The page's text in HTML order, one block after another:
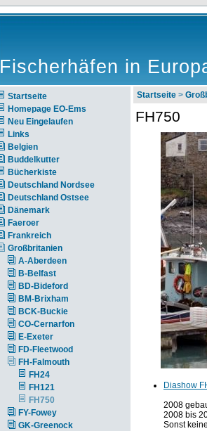
Fischerhäfen in
Startseite
Homepage EO-Ems
Neu Eingelaufen
Links
Belgien
Buddelkutter
Bücherkiste
Deutschland Nordsee
Deutschland Ostsee
Dänemark
Faeroer
Frankreich
Großbritanien
A-Aberdeen
B-Belfast
BD-Bideford
BM-Brixham
BCK-Buckie
CO-Cernarfon
E-Exeter
FD-Fleetwood
FH-Falmouth
FH24
FH121
FH750
FY-Fowey
GK-Greenock
Startseite >
FH750
Diashow
2008
2008 bis
Sonst